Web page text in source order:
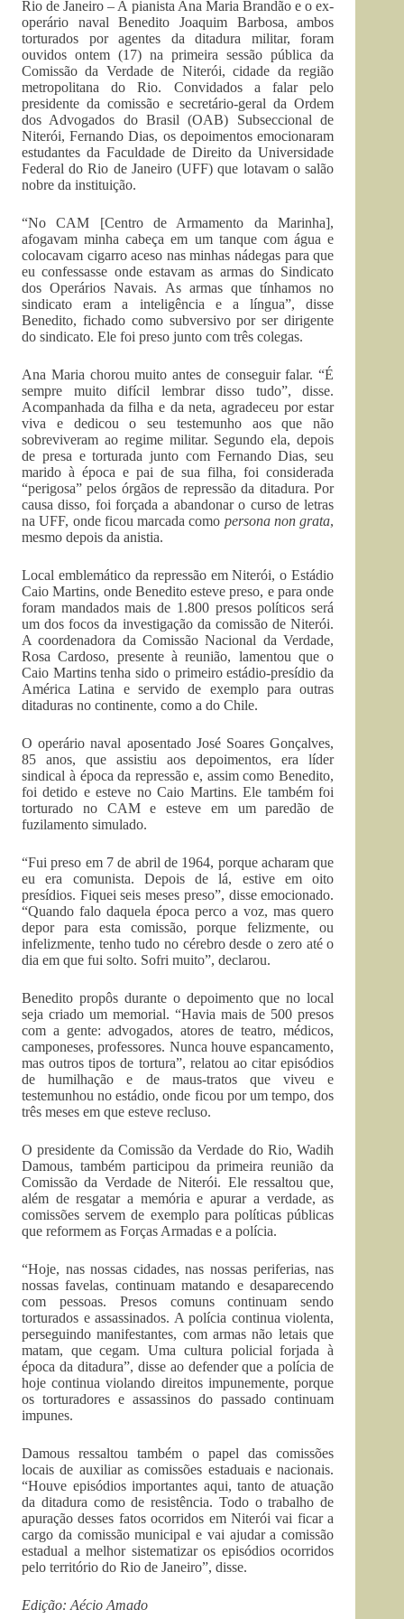
Rio de Janeiro – A pianista Ana Maria Brandão e o ex-
operário naval Benedito Joaquim Barbosa, ambos
torturados por agentes da ditadura militar, foram
ouvidos ontem (17) na primeira sessão pública da
Comissão da Verdade de Niterói, cidade da região
metropolitana do Rio. Convidados a falar pelo
presidente da comissão e secretário-geral da Ordem
dos Advogados do Brasil (OAB) Subseccional de
Niterói, Fernando Dias, os depoimentos emocionaram
estudantes da Faculdade de Direito da Universidade
Federal do Rio de Janeiro (UFF) que lotavam o salão
nobre da instituição.
“No CAM [Centro de Armamento da Marinha],
afogavam minha cabeça em um tanque com água e
colocavam cigarro aceso nas minhas nádegas para que
eu confessasse onde estavam as armas do Sindicato
dos Operários Navais. As armas que tínhamos no
sindicato eram a inteligência e a língua”, disse
Benedito, fichado como subversivo por ser dirigente
do sindicato. Ele foi preso junto com três colegas.
Ana Maria chorou muito antes de conseguir falar. “É
sempre muito difícil lembrar disso tudo”, disse.
Acompanhada da filha e da neta, agradeceu por estar
viva e dedicou o seu testemunho aos que não
sobreviveram ao regime militar. Segundo ela, depois
de presa e torturada junto com Fernando Dias, seu
marido à época e pai de sua filha, foi considerada
“perigosa” pelos órgãos de repressão da ditadura. Por
causa disso, foi forçada a abandonar o curso de letras
na UFF, onde ficou marcada como persona non grata,
mesmo depois da anistia.
Local emblemático da repressão em Niterói, o Estádio
Caio Martins, onde Benedito esteve preso, e para onde
foram mandados mais de 1.800 presos políticos será
um dos focos da investigação da comissão de Niterói.
A coordenadora da Comissão Nacional da Verdade,
Rosa Cardoso, presente à reunião, lamentou que o
Caio Martins tenha sido o primeiro estádio-presídio da
América Latina e servido de exemplo para outras
ditaduras no continente, como a do Chile.
O operário naval aposentado José Soares Gonçalves,
85 anos, que assistiu aos depoimentos, era líder
sindical à época da repressão e, assim como Benedito,
foi detido e esteve no Caio Martins. Ele também foi
torturado no CAM e esteve em um paredão de
fuzilamento simulado.
“Fui preso em 7 de abril de 1964, porque acharam que
eu era comunista. Depois de lá, estive em oito
presídios. Fiquei seis meses preso”, disse emocionado.
“Quando falo daquela época perco a voz, mas quero
depor para esta comissão, porque felizmente, ou
infelizmente, tenho tudo no cérebro desde o zero até o
dia em que fui solto. Sofri muito”, declarou.
Benedito propôs durante o depoimento que no local
seja criado um memorial. “Havia mais de 500 presos
com a gente: advogados, atores de teatro, médicos,
camponeses, professores. Nunca houve espancamento,
mas outros tipos de tortura”, relatou ao citar episódios
de humilhação e de maus-tratos que viveu e
testemunhou no estádio, onde ficou por um tempo, dos
três meses em que esteve recluso.
O presidente da Comissão da Verdade do Rio, Wadih
Damous, também participou da primeira reunião da
Comissão da Verdade de Niterói. Ele ressaltou que,
além de resgatar a memória e apurar a verdade, as
comissões servem de exemplo para políticas públicas
que reformem as Forças Armadas e a polícia.
“Hoje, nas nossas cidades, nas nossas periferias, nas
nossas favelas, continuam matando e desaparecendo
com pessoas. Presos comuns continuam sendo
torturados e assassinados. A polícia continua violenta,
perseguindo manifestantes, com armas não letais que
matam, que cegam. Uma cultura policial forjada à
época da ditadura”, disse ao defender que a polícia de
hoje continua violando direitos impunemente, porque
os torturadores e assassinos do passado continuam
impunes.
Damous ressaltou também o papel das comissões
locais de auxiliar as comissões estaduais e nacionais.
“Houve episódios importantes aqui, tanto de atuação
da ditadura como de resistência. Todo o trabalho de
apuração desses fatos ocorridos em Niterói vai ficar a
cargo da comissão municipal e vai ajudar a comissão
estadual a melhor sistematizar os episódios ocorridos
pelo território do Rio de Janeiro”, disse.
Edição: Aécio Amado